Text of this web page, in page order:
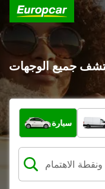
جميع الوجهات
ما نوع المركبة؟
سيارة